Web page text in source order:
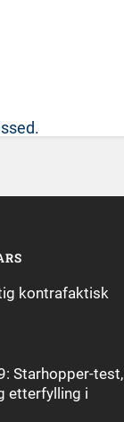
kontrafaktisk
Starhopper-test,
etterfylling i